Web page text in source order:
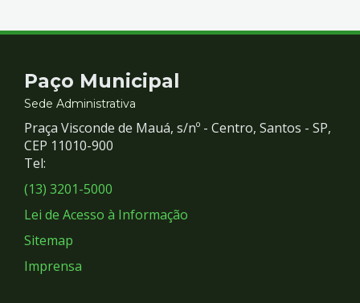
Contato
e
Redes
Sociais
Paço Municipal
Sede Administrativa
Praça Visconde de Mauá, s/nº - Centro, Santos - SP,
CEP 11010-900
Tel:
(13) 3201-5000
Lei de Acesso à Informação
Sitemap
Imprensa